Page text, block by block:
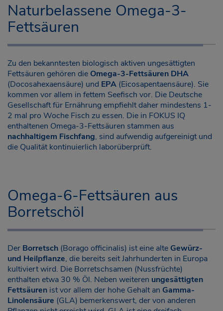
Naturbelassene Omega-3-
Fettsäuren
Zu den bekanntesten biologisch aktiven ungesättigten
Fettsäuren gehören die Omega-3-Fettsäuren DHA
(Docosahexaensäure) und EPA (Eicosapentaensäure). Sie
kommen vor allem in fettem Seefisch vor. Die Deutsche
Gesellschaft für Ernährung empfiehlt daher mindestens 1-
2 mal pro Woche Fisch zu essen. Die in FOKUS IQ
enthaltenen Omega-3-Fettsäuren stammen aus
nachhaltigem Fischfang, sind aufwendig aufgereinigt und
die Qualität kontinuierlich laborüberprüft.
Omega-6-Fettsäuren aus
Borretschöl
Der Borretsch (Borago officinalis) ist eine alte Gewürz-
und Heilpflanze, die bereits seit Jahrhunderten in Europa
kultiviert wird. Die Borretschsamen (Nussfrüchte)
enthalten etwa 30 % Öl. Neben weiteren ungesättigten
Fettsäuren ist vor allem der hohe Gehalt an Gamma-
Linolensäure (GLA) bemerkenswert, der von anderen